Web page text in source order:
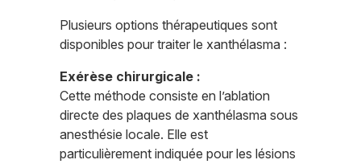
Plusieurs options thérapeutiques sont
disponibles pour traiter le xanthélasma :
Exérèse chirurgicale :
Cette méthode consiste en l’ablation
directe des plaques de xanthélasma sous
anesthésie locale. Elle est
particulièrement indiquée pour les lésions